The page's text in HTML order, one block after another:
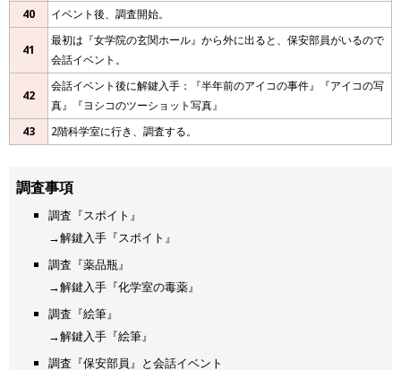
40
イベント後、調査開始。
41
最初は『女学院の玄関ホール』から外に出ると、保安部員がいるので
会話イベント。
42
会話イベント後に解鍵入手：『半年前のアイコの事件』『アイコの写
真』『ヨシコのツーショット写真』
43
2階科学室に行き、調査する。
調査事項
調査『スポイト』
→解鍵入手『スポイト』
調査『薬品瓶』
→解鍵入手『化学室の毒薬』
調査『絵筆』
→解鍵入手『絵筆』
調査『保安部員』と会話イベント